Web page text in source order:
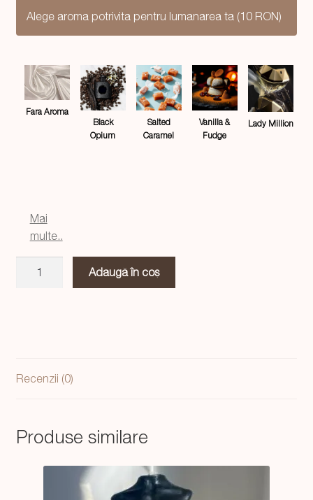
Alege aroma potrivita pentru lumanarea ta (10 RON)
Fara Aroma
Black
Opium
Salted
Caramel
Vanilla &
Fudge
Lady Million
Mai
multe..
Adaugă în coș
Recenzii (0)
Produse similare